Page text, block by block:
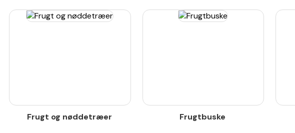
Frugt og nøddetræer Frugtbuske